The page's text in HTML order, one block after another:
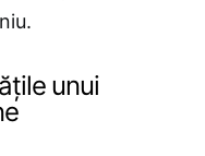
unui